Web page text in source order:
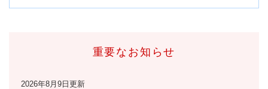
重要なお知らせ
2026年8月9日更新